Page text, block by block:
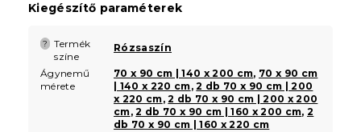
Kiegészítő paraméterek
?
Termék
színe
Rózsaszín
Ágynemű
mérete
70 x 90 cm | 140 x 200 cm, 70 x 90 cm
| 140 x 220 cm,2 db 70 x 90 cm | 200
x 220 cm,2 db 70 x 90 cm | 200 x 200
cm,2 db 70 x 90 cm | 160 x 200 cm,2
db 70 x 90 cm | 160 x 220 cm